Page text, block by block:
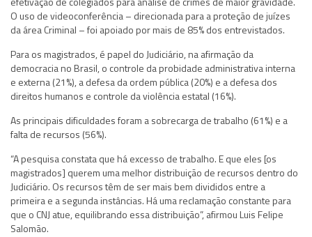
O uso de videoconferência – direcionada para a proteção de juízes
da área Criminal – foi apoiado por mais de 85% dos entrevistados.
Para os magistrados, é papel do Judiciário, na afirmação da
democracia no Brasil, o controle da probidade administrativa interna
e externa (21%), a defesa da ordem pública (20%) e a defesa dos
direitos humanos e controle da violência estatal (16%).
As principais dificuldades foram a sobrecarga de trabalho (61%) e a
falta de recursos (56%).
“A pesquisa constata que há excesso de trabalho. E que eles [os
magistrados] querem uma melhor distribuição de recursos dentro do
Judiciário. Os recursos têm de ser mais bem divididos entre a
primeira e a segunda instâncias. Há uma reclamação constante para
que o CNJ atue, equilibrando essa distribuição”, afirmou Luis Felipe
Salomão.